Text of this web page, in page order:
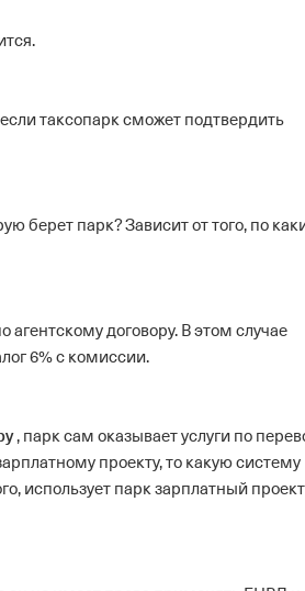
таксопарк сможет подтвердить
берет парк?Зависит от того, по
агентскому договору. В этом случае
6% с комиссии.
, парк сам оказывает услуги по
проекту, то какую систему
использует парк зарплатный